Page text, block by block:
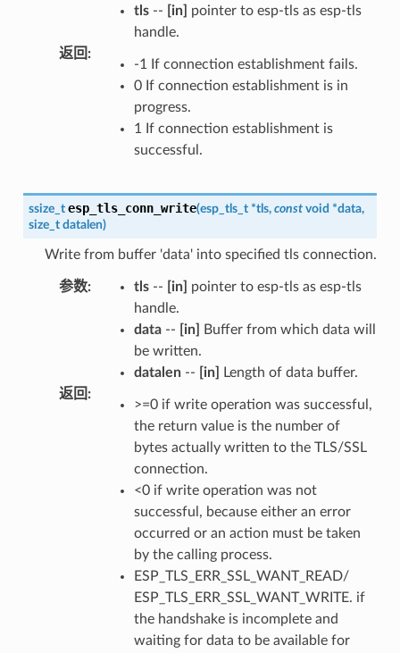
tls-- [in]
pointer to esp-tls as esp-tls
handle.
返回 :
-1 If connection establishment fails.
0 If connection establishment is in
progress.
1 If connection establishment is
successful.
ssize_t esp_tls_conn_write(esp_tls_t *tls, const void *data,
size_t datalen)
Write from buffer 'data' into specified tls connection.
参数: tls-- [in]
pointer to esp-tls as esp-tls
handle.
data-- [in]
Buffer from which data will
be written.
datalen-- [in]
Length of data buffer.
返回 :
>=0 if write operation was successful,
the return value is the number of
bytes actually written to the TLS/SSL
connection.
<0 if write operation was not
successful, because either an error
occurred or an action must be taken
by the calling process.
ESP_TLS_ERR_SSL_WANT_READ/
ESP_TLS_ERR_SSL_WANT_WRITE. if
the handshake is incomplete and
waiting for data to be available for